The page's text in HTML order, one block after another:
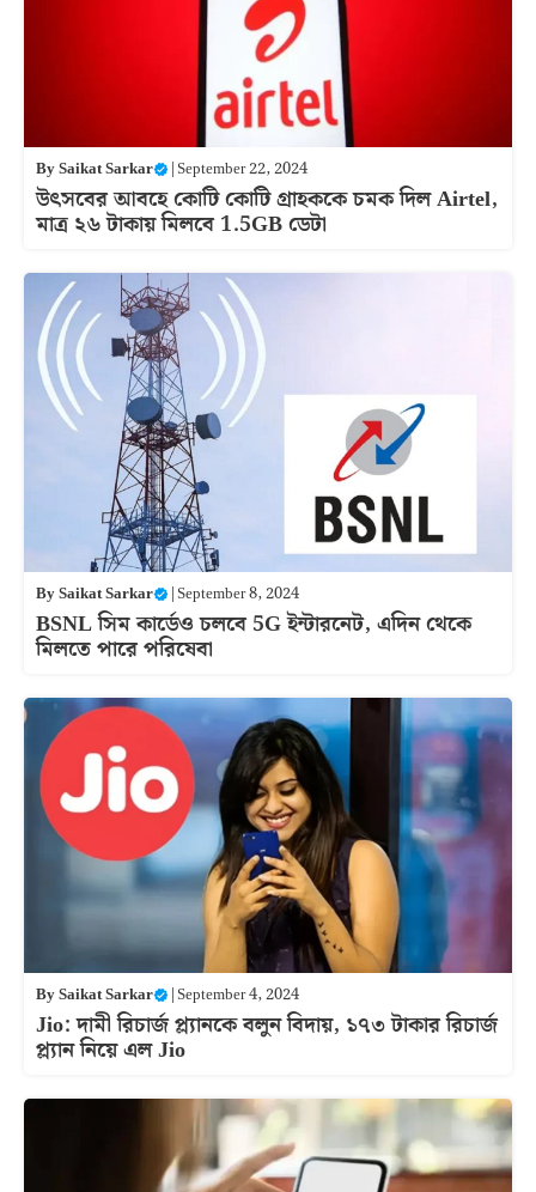
BySaikat Sarkar |September 22, 2024
উৎসবের আবহে কোটি কোটি গ্রাহককে চমক দিল Airtel,
মাত্র ২৬ টাকায় মিলবে 1.5GB ডেটা
BySaikat Sarkar |September 8, 2024
BSNL সিম কার্ডেও চলবে 5G ইন্টারনেট, এদিন থেকে
মিলতে পারে পরিষেবা
BySaikat Sarkar |September 4, 2024
Jio: দামী রিচার্জ প্ল্যানকে বলুন বিদায়, ১৭৩ টাকার রিচার্জ
প্ল্যান নিয়ে এল Jio